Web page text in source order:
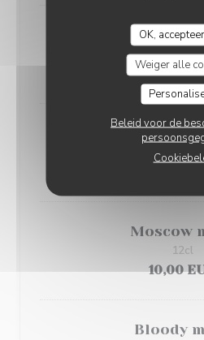
OK,
Weiger alle
Beleid voor de
Kir vin
7,00
12cl
Aperol spritz /
12cl
Moscow
10,00
12cl
Bloody